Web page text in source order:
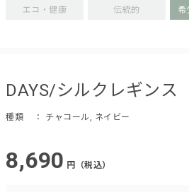
エコ・健康 伝統的 希
DAYS/シルクレギンス
種類 ： チャコール, ネイビー
8,690 円（税込）